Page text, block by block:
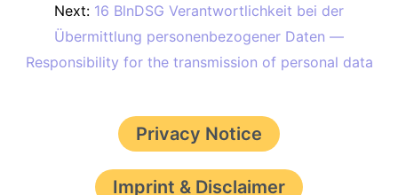
Next: 16 BlnDSG Verantwortlichkeit bei der
Übermittlung personenbezogener Daten —
Responsibility for the transmission of personal data
Privacy Notice
Imprint & Disclaimer